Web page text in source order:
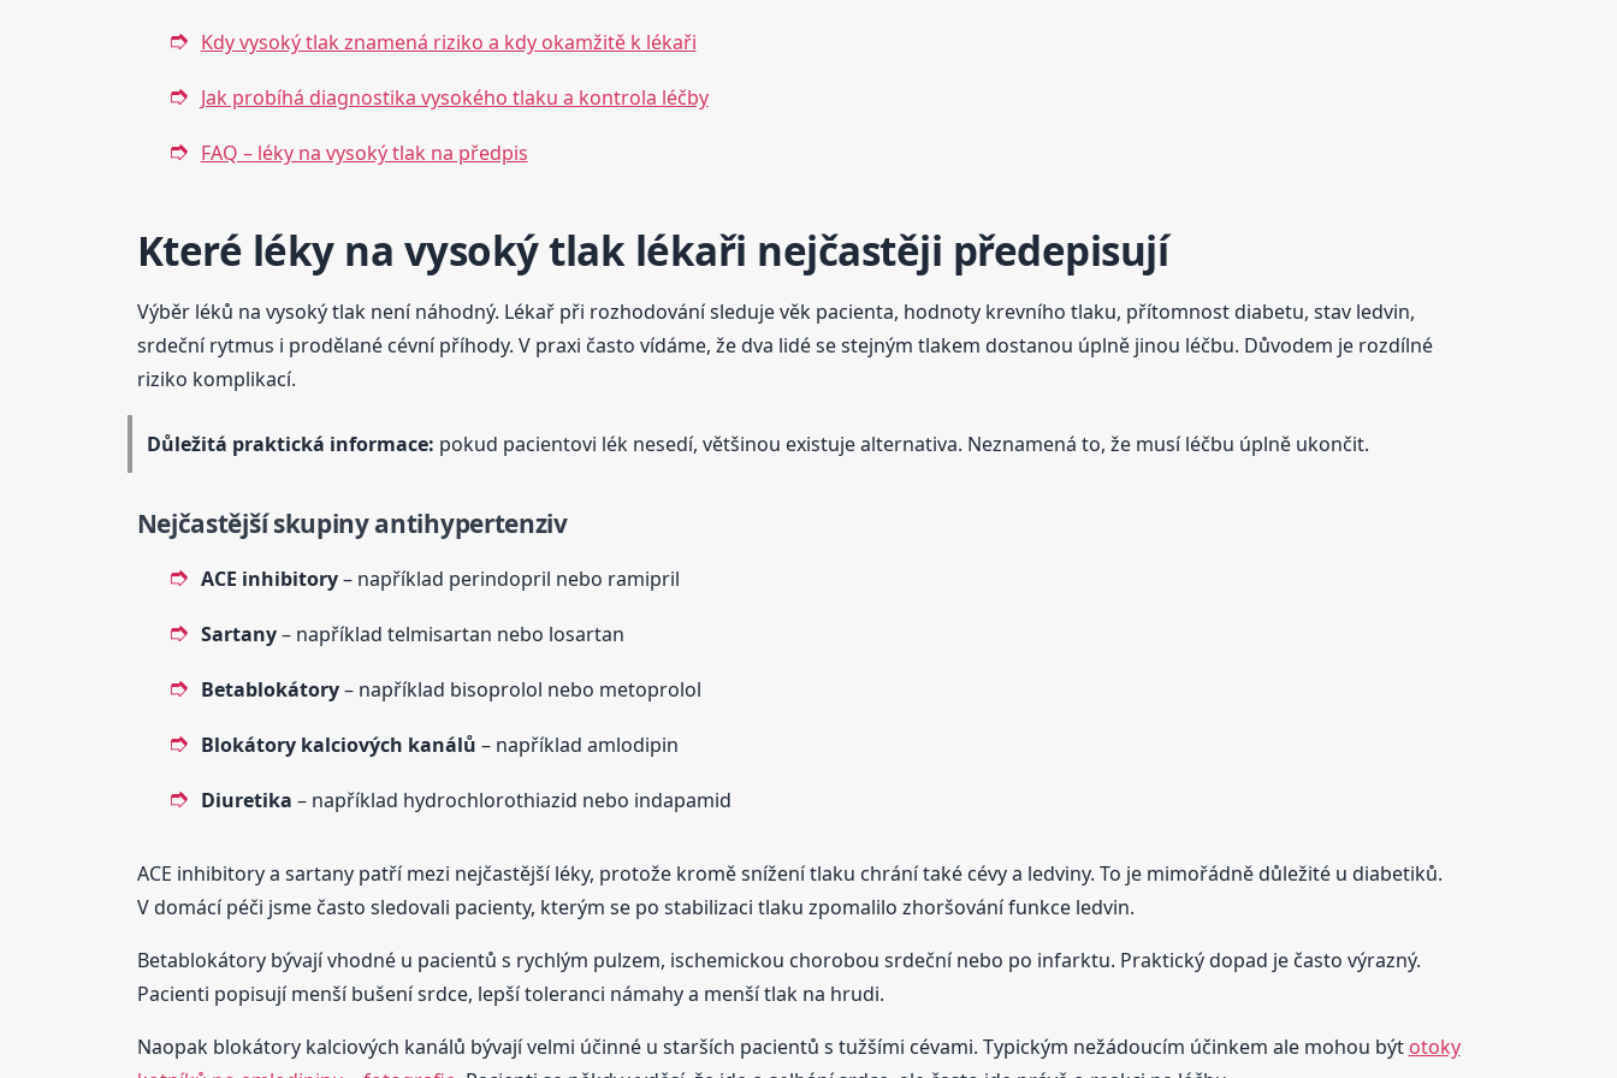
Kdy vysoký tlak znamená riziko a kdy okamžitě k lékaři
Jak probíhá diagnostika vysokého tlaku a kontrola léčby
FAQ – léky na vysoký tlak na předpis
Které léky na vysoký tlak lékaři nejčastěji předepisují
Výběr léků na vysoký tlak není náhodný. Lékař při rozhodování sleduje věk pacienta, hodnoty krevního tlaku, přítomnost diabetu, stav ledvin,
srdeční rytmus i prodělané cévní příhody. V praxi často vídáme, že dva lidé se stejným tlakem dostanou úplně jinou léčbu. Důvodem je rozdílné
riziko komplikací.
Důležitá praktická informace: pokud pacientovi lék nesedí, většinou existuje alternativa. Neznamená to, že musí léčbu úplně ukončit.
Nejčastější skupiny antihypertenziv
ACE inhibitory– například perindopril nebo ramipril
Sartany– například telmisartan nebo losartan
Betablokátory– například bisoprolol nebo metoprolol
Blokátory kalciových kanálů – například amlodipin
Diuretika – například hydrochlorothiazid nebo indapamid
ACE inhibitory a sartany patří mezi nejčastější léky, protože kromě snížení tlaku chrání také cévy a ledviny. To je mimořádně důležité u diabetiků.
V domácí péči jsme často sledovali pacienty, kterým se po stabilizaci tlaku zpomalilo zhoršování funkce ledvin.
Betablokátory bývají vhodné u pacientů s rychlým pulzem, ischemickou chorobou srdeční nebo po infarktu. Praktický dopad je často výrazný.
Pacienti popisují menší bušení srdce, lepší toleranci námahy a menší tlak na hrudi.
Naopak blokátory kalciových kanálů bývají velmi účinné u starších pacientů s tužšími cévami. Typickým nežádoucím účinkem ale mohou být otoky